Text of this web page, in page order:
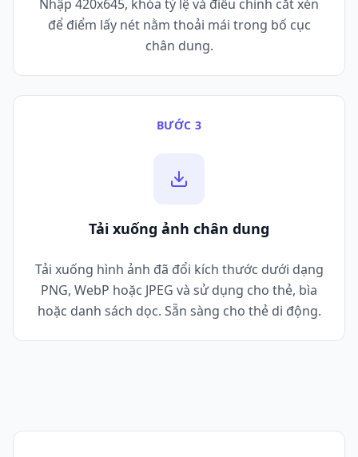
Nhập 420x645, khóa tỷ lệ và điều chỉnh cắt xén
để điểm lấy nét nằm thoải mái trong bố cục
chân dung.
BƯỚC 3
Tải xuống ảnh chân dung
Tải xuống hình ảnh đã đổi kích thước dưới dạng
PNG, WebP hoặc JPEG và sử dụng cho thẻ, bìa
hoặc danh sách dọc. Sẵn sàng cho thẻ di động.